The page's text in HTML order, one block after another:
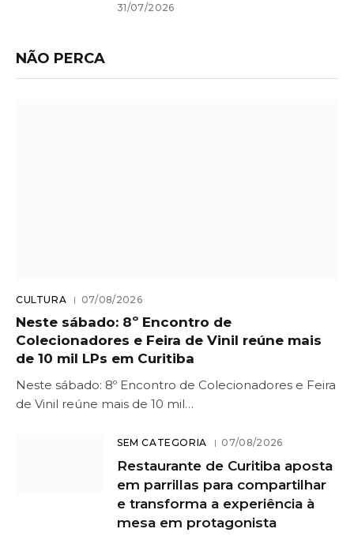
31/07/2026
NÃO PERCA
CULTURA 07/08/2026
Neste sábado: 8º Encontro de
Colecionadores e Feira de Vinil reúne mais
de 10 mil LPs em Curitiba
Neste sábado: 8º Encontro de Colecionadores e Feira
de Vinil reúne mais de 10 mil…
SEM CATEGORIA 07/08/2026
Restaurante de Curitiba aposta
em parrillas para compartilhar
e transforma a experiência à
mesa em protagonista